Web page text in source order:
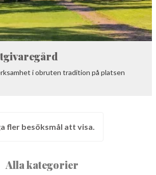
i obruten tradition på platsen
fler besöksmål att visa.
Alla kategorier